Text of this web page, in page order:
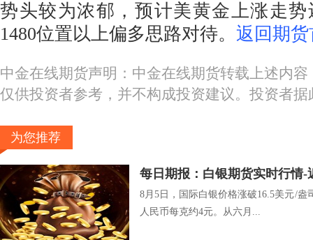
势头较为浓郁，预计美黄金上涨走
1480位置以上偏多思路对待。 返回期
中金在线期货声明：中金在线期货转载上述内
仅供投资者参考，并不构成投资建议。投资者
为您推荐
8月5日，国际白银价格涨破16.5美元/盎
人民币每克约4元。从六月...